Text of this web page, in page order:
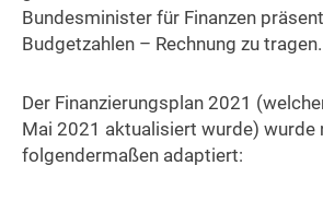
Bundesminister für Finanzen
Budgetzahlen – Rechnung zu tragen.
Der Finanzierungsplan 2021
Mai 2021 aktualisiert wurde) wurde
folgendermaßen adaptiert: